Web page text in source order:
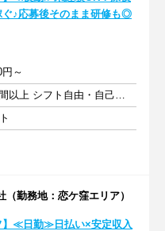
ぐ♪応募後そのまま研修も◎
～
週1日以上 1日8時間以上 シフト自由・自己申告
勤務地：恋ケ窪エリア）
】≪日勤≫日払い×安定収入